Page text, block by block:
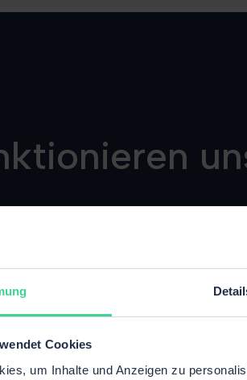
Cookies
um Inhalte und Anzeigen zu